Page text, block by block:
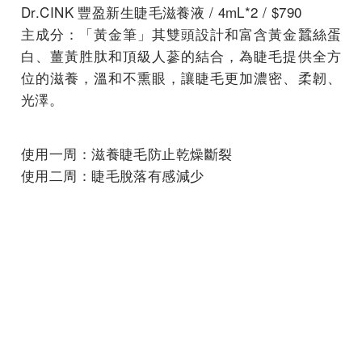
Dr.CINK 豐盈新生睫毛滋養液 / 4mL*2 / $790
主成分：「黃金筆」其雙頭設計和富含黃金蠶絲蛋
白、薑黃胜肽和頂級人蔘的結合，為睫毛提供全方
位的滋養，溫和不熏眼，讓睫毛更加濃密、柔韌、
光澤。
使用一周：滋養睫毛防止乾燥斷裂
使用二周：睫毛脫落有感減少